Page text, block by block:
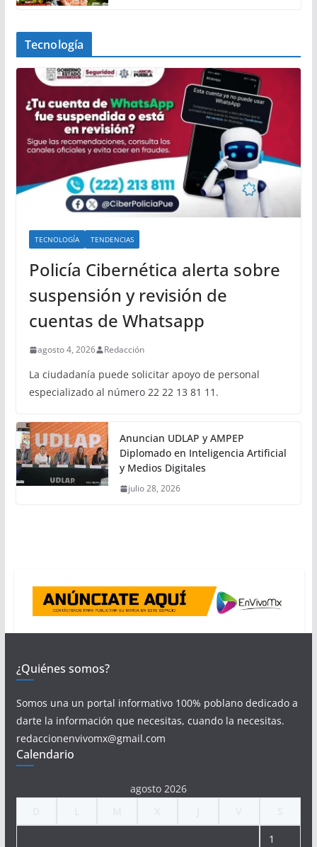
Tecnología
TECNOLOGÍA TENDENCIAS
Policía Cibernética alerta sobre
suspensión y revisión de
cuentas de Whatsapp
agosto 4, 2026 Redacción
La ciudadanía puede solicitar apoyo de personal
especializado al número 22 22 13 81 11.
Anuncian UDLAP y AMPEP
Diplomado en Inteligencia Artificial
y Medios Digitales
julio 28, 2026
¿Quiénes somos?
Somos una un portal informativo 100% poblano dedicado a
darte la información que necesitas, cuando la necesitas.
redaccionenvivomx@gmail.com
Calendario
agosto 2026
1